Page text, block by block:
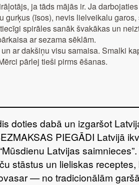
ja tāds mājās ir. Ja
(īsos), nevis lielveikalu garos,
spirāles sanāk švakākas un
ar sezama sēklām.
ar dakšiņu visu samaisa. Smalki
pārlej tieši pirms ēšanas.
doties dabā un izgaršot
PIEGĀDI Latvijā
Latvijas
stāstus un lieliskas receptes,
— no tradicionālām